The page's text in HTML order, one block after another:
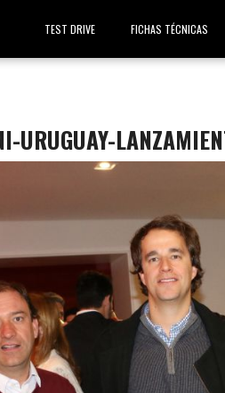
TEST DRIVE FICHAS TÉCNICAS
URUGUAY-